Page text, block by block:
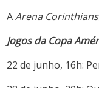
AArena Corinthians
Jogos da Copa
22 de junho, 16h: